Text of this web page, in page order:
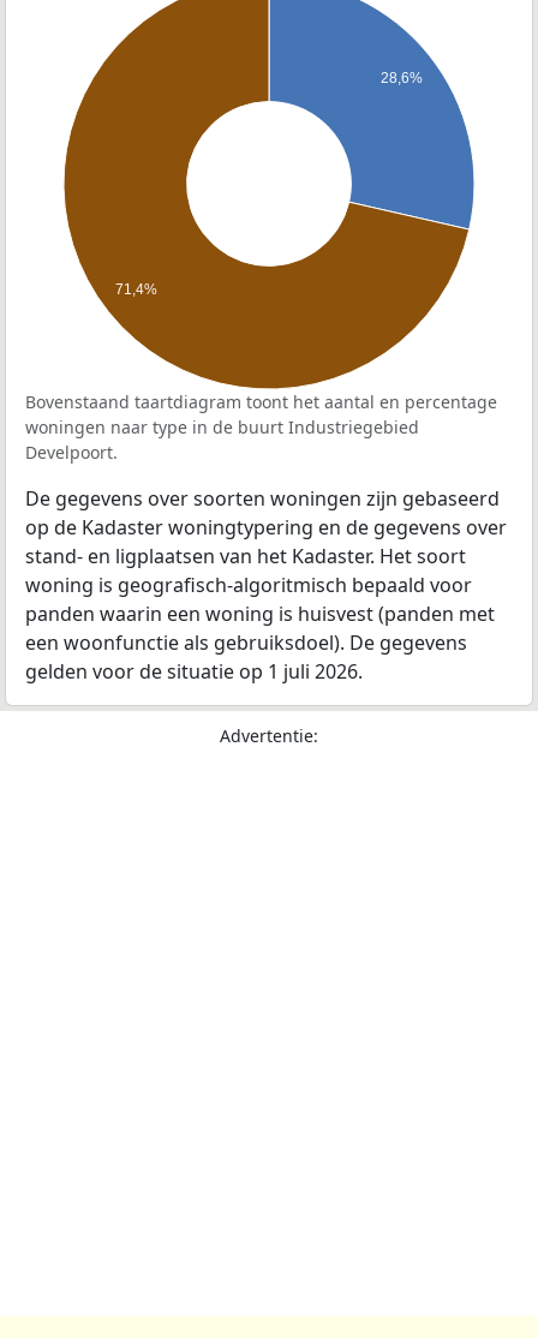
28,6%
71,4%
Bovenstaand taartdiagram toont het aantal en percentage
woningen naar type in de buurt Industriegebied
Develpoort.
De gegevens over soorten woningen zijn gebaseerd
op de Kadaster woningtypering en de gegevens over
stand- en ligplaatsen van het Kadaster. Het soort
woning is geografisch-algoritmisch bepaald voor
panden waarin een woning is huisvest (panden met
een woonfunctie als gebruiksdoel). De gegevens
gelden voor de situatie op 1 juli 2026.
Advertentie: